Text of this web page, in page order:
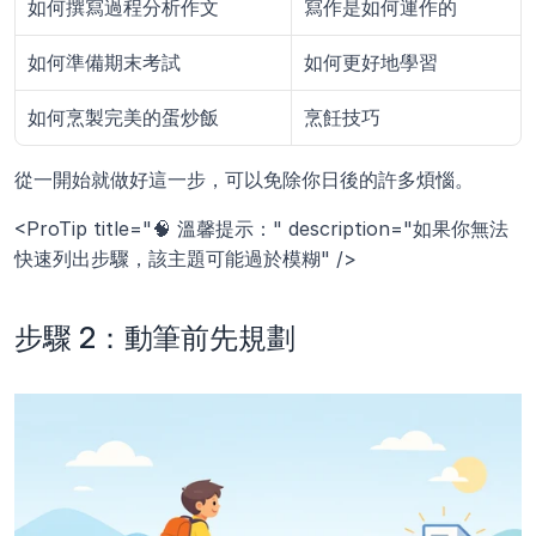
如何撰寫過程分析作文 寫作是如何運作的
如何準備期末考試 如何更好地學習
如何烹製完美的蛋炒飯 烹飪技巧
從一開始就做好這一步，可以免除你日後的許多煩惱。
<ProTip title="🧠 溫馨提示：" description="如果你無法
快速列出步驟，該主題可能過於模糊" />
步驟 2：動筆前先規劃